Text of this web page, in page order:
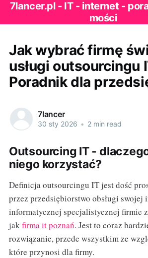
7lancer.pl - IT - internet -
mości
Jak wybrać firmę
usługi outsourcingu
Poradnik dla
7lancer
30 sty 2026 • 2 min read
Outsourcing IT -
niego korzystać?
Definicja outsourcingu IT jest dość
przez przedsiębiorstwo obsługi
informatycznej specjalistycznej firmie
jakfirma it poznań. Jest to coraz
rozwiązanie, przede wszystkim ze
które przynosi dla firmy.